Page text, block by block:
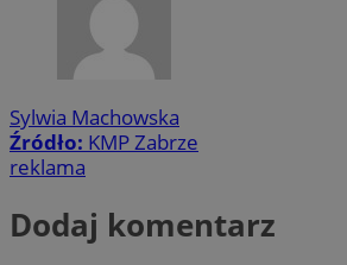
Sylwia Machowska
Źródło: KMP Zabrze
reklama
Dodaj komentarz